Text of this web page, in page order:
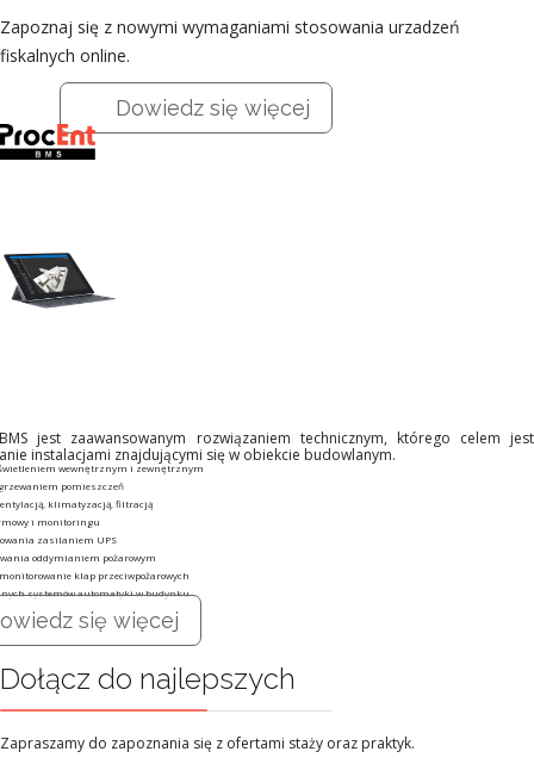
Zapoznaj się z nowymi wymaganiami stosowania urzadzeń
fiskalnych online.
Dowiedz się więcej
jest zaawansowanym rozwiązaniem technicznym, którego celem jest
instalacjami znajdującymi się w obiekcie budowlanym.
wewnętrznym i zewnętrznym
pomieszczeń
klimatyzacją, filtracją
i monitoringu
zasilaniem UPS
oddymianiem pożarowym
klap przeciwpożarowych
systemów automatyki w budynku
się więcej
Dołącz do najlepszych
Zapraszamy do zapoznania się z ofertami staży oraz praktyk.